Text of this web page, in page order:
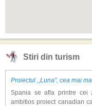
Stiri din turism
Proiectul ,,Luna'', cea mai
Spania se afla printre cei
ambitios proiect canadian